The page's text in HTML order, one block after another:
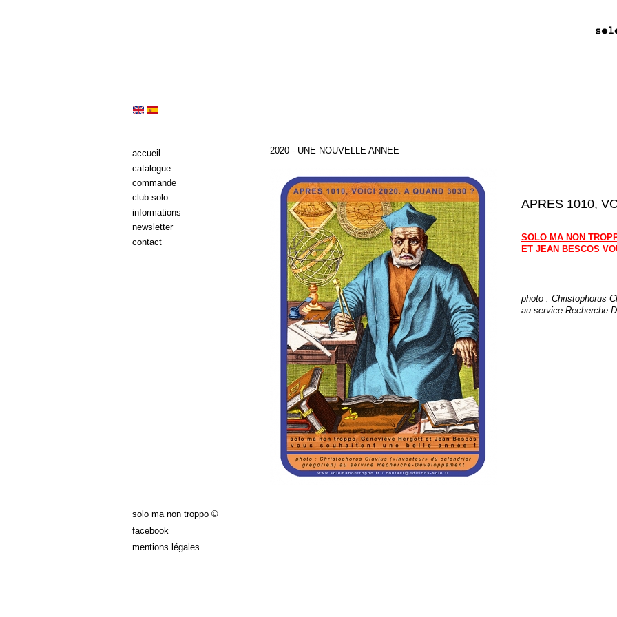
2020 - UNE NOUVELLE ANNEE
APRES 1010,
SOLO MA NON
ET JEAN BESCOS
photo : Christophorus
au service Recherche-
accueil
catalogue
commande
club solo
informations
newsletter
contact
solo ma non troppo ©
facebook
mentions légales